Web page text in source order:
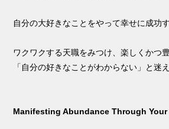
自分の大好きなことをやって幸せに成功
ワクワクする天職をみつけ、楽しくかつ
「自分の好きなことがわからない」と迷
Manifesting Abundance Through